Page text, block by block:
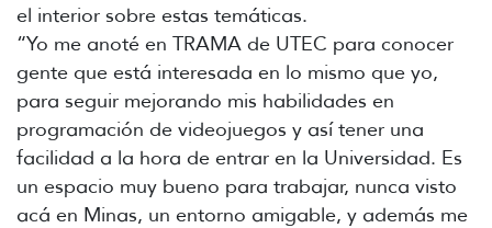
el interior sobre estas temáticas.
“Yo me anoté en TRAMA de UTEC para conocer
gente que está interesada en lo mismo que yo,
para seguir mejorando mis habilidades en
programación de videojuegos y así tener una
facilidad a la hora de entrar en la Universidad. Es
un espacio muy bueno para trabajar, nunca visto
acá en Minas, un entorno amigable, y además me